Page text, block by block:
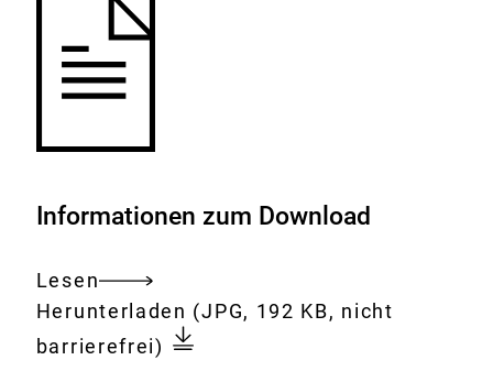
Informationen zum Download
Lesen
Gesamtes
Dokument
Download:
Herunterladen Der
Rundgang
(JPG, 192 KB, nicht
barrierefrei)